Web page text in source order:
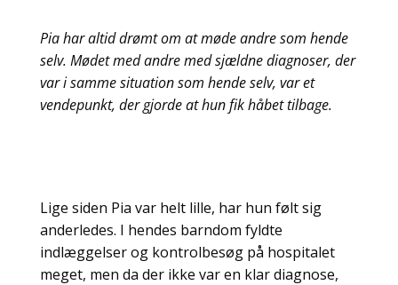
Pia har altid drømt om at møde andre som hende
selv. Mødet med andre med sjældne diagnoser, der
var i samme situation som hende selv, var et
vendepunkt, der gjorde at hun fik håbet tilbage.
Lige siden Pia var helt lille, har hun følt sig
anderledes. I hendes barndom fyldte
indlæggelser og kontrolbesøg på hospitalet
meget, men da der ikke var en klar diagnose,